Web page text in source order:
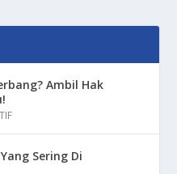
Ambil Hak
Sering Di